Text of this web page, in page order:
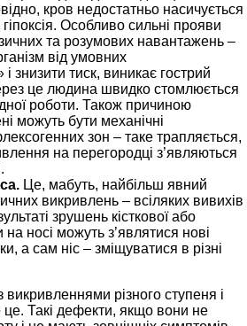
кров недостатньо насичується
Особливо сильні прояви
та розумових навантажень –
від умовних
знизити тиск, виникає гострий
це людина швидко стомлюється
роботи. Також причиною
можуть бути механічні
зон – таке трапляється,
на перегородці з’являються
Це, мабуть, найбільш явний
викривлень – всіляких вивихів
зрушень кісткової або
носі можуть з’являтися нові
а сам ніс – зміщуватися в різні
різного ступеня і
це. Такі дефекти, якщо вони не